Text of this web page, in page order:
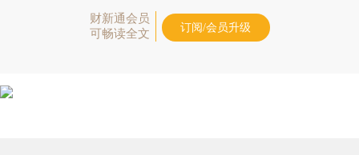
财新通会员
可畅读全文
订阅/会员升级